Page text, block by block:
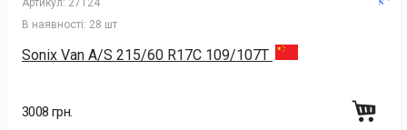
Артикул: 27124
В наявності: 28 шт
Sonix Van A/S 215/60 R17C 109/107T
3008 грн.